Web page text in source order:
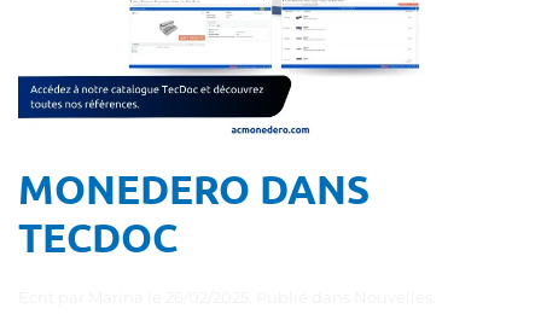
MONEDERO DANS
TECDOC